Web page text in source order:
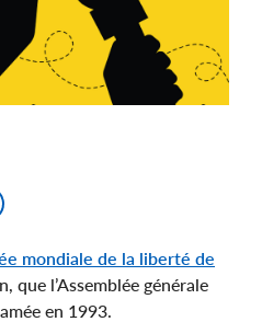
mondiale de la liberté de
que l’Assemblée générale
en 1993.